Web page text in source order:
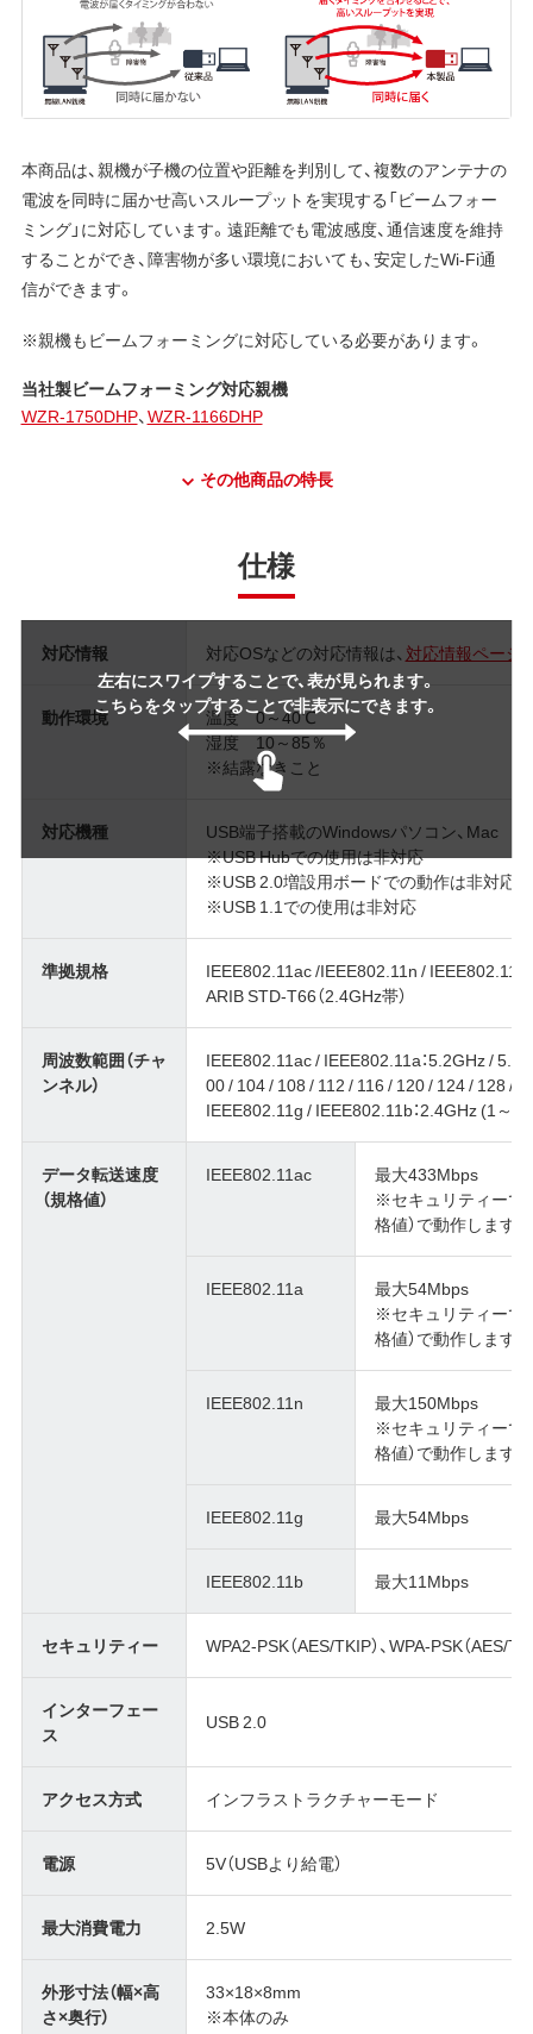
本商品は、親機が子機の位置や距離を判別して、複数のアンテナの
電波を同時に届かせ高いスループットを実現する「ビームフォー
ミング」に対応しています。遠距離でも電波感度、通信速度を維持
することができ、障害物が多い環境においても、安定したWi-Fi通
信ができます。
※親機もビームフォーミングに対応している必要があります。
当社製ビームフォーミング対応親機
WZR-1750DHP、 WZR-1166DHP
その他商品の特長
仕様
左右にスワイプすることで、表が見られます。
こちらをタップすることで非表示にできます。
対応情報 対応OSなどの対応情報は、 対応情報ページ
動作環境
温度 0～40℃
湿度 10～85％
※結露なきこと
対応機種
USB端子搭載のWindowsパソコン、Mac
※USB Hubでの使用は非対応
※USB 2.0増設用ボードでの動作は非対応
※USB 1.1での使用は非対応
準拠規格
IEEE802.11ac /IEEE802.11n /
ARIB STD-T66（2.4GHz帯）
周波数範囲（チャ
ンネル）
IEEE802.11ac / IEEE802.11a：5.2GHz /
00 / 104 / 108 / 112 / 116 / 120 / 124 / 128 /
IEEE802.11g / IEEE802.11b：2.4GHz (1～
データ転送速度
（規格値）
IEEE802.11ac
最大433Mbps
※セキュリティーで
格値）で動作します。
IEEE802.11a
最大54Mbps
※セキュリティーで
格値）で動作します。
IEEE802.11n
最大150Mbps
※セキュリティーで
格値）で動作します。
IEEE802.11g 最大54Mbps
IEEE802.11b 最大11Mbps
セキュリティー WPA2-PSK（AES/TKIP）、WPA-PSK（AES/
インターフェー
ス
USB 2.0
アクセス方式 インフラストラクチャーモード
電源 5V（USBより給電）
最大消費電力 2.5W
外形寸法（幅×高
さ×奥行）
33×18×8mm
※本体のみ